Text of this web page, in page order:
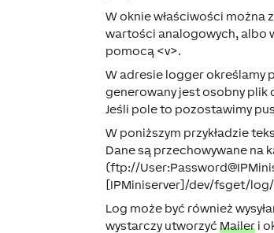
W oknie właściwości
wartości analogowych, albo
pomocą <v>.
W adresie logger określamy
generowany jest osobny plik
Jeśli pole to pozostawimy
W poniższym przykładzie
Dane są przechowywane na
(ftp://
[IPMiniserver]/dev/fsget/
Log może być również
wystarczy utworzyćMailer i